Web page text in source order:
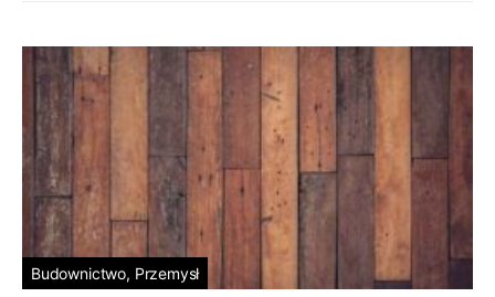
Budownictwo, Przemysł